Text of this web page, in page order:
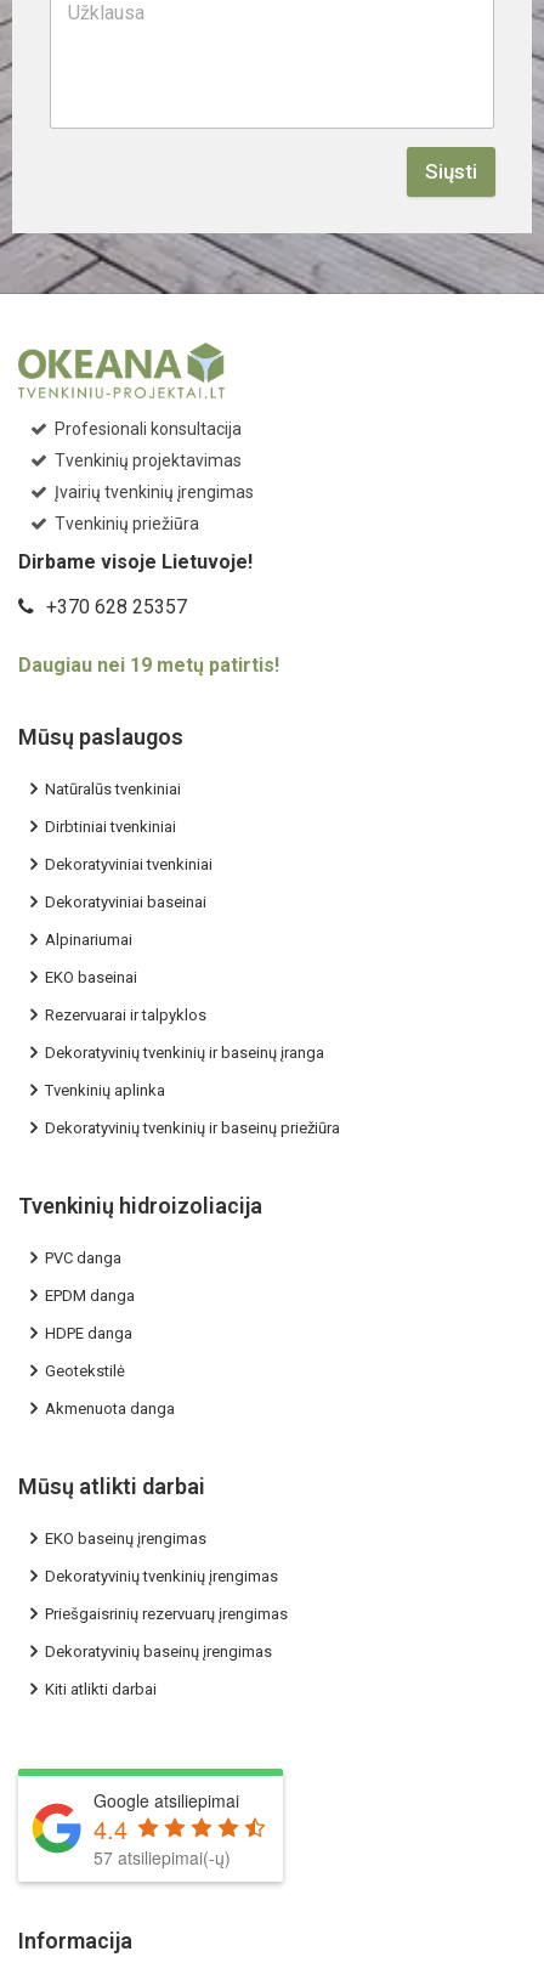
Siųsti
Profesionali konsultacija
Tvenkinių projektavimas
Įvairių tvenkinių įrengimas
Tvenkinių priežiūra
Dirbame visoje Lietuvoje!
+370 628 25357
Daugiau nei 19 metų patirtis!
Mūsų paslaugos
Natūralūs tvenkiniai
Dirbtiniai tvenkiniai
Dekoratyviniai tvenkiniai
Dekoratyviniai baseinai
Alpinariumai
EKO baseinai
Rezervuarai ir talpyklos
Dekoratyvinių tvenkinių ir baseinų įranga
Tvenkinių aplinka
Dekoratyvinių tvenkinių ir baseinų priežiūra
Tvenkinių hidroizoliacija
PVC danga
EPDM danga
HDPE danga
Geotekstilė
Akmenuota danga
Mūsų atlikti darbai
EKO baseinų įrengimas
Dekoratyvinių tvenkinių įrengimas
Priešgaisrinių rezervuarų įrengimas
Dekoratyvinių baseinų įrengimas
Kiti atlikti darbai
Google atsiliepimai
4.4
57 atsiliepimai(-ų)
Informacija